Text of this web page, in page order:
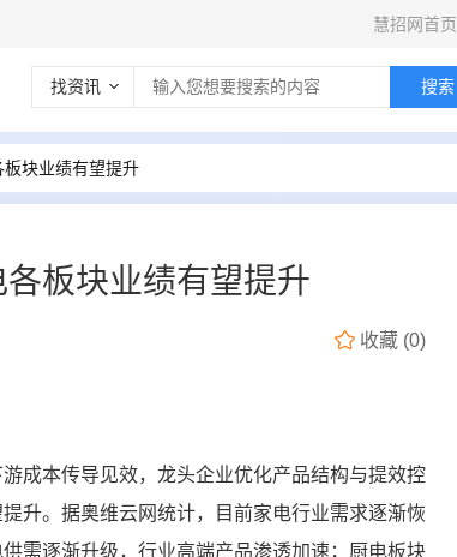
慧招网首页
首页
找资讯 搜索
块业绩有望提升
板块业绩有望提升
收藏 (0)
成本传导见效，龙头企业优化产品结构与提效控
升。据奥维云网统计，目前家电行业需求逐渐恢
需逐渐升级，行业高端产品渗透加速；厨电板块